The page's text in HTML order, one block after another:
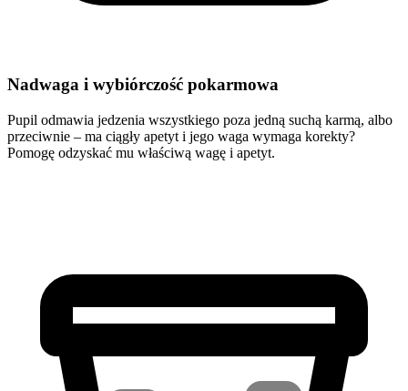
Nadwaga i wybiórczość pokarmowa
Pupil odmawia jedzenia wszystkiego poza jedną suchą karmą, albo
przeciwnie – ma ciągły apetyt i jego waga wymaga korekty?
Pomogę odzyskać mu właściwą wagę i apetyt.